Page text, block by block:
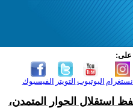
على:
الفيسبوك التويتر اليوتيوب
استقلال الحوار المتمدن،